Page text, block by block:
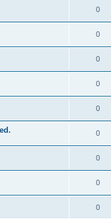
0
0
0
0
0
0
0
0
0